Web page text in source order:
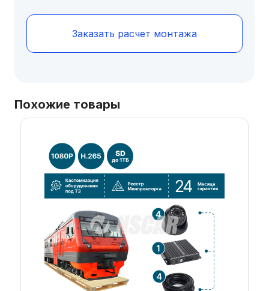
Заказать расчет монтажа
Похожие товары